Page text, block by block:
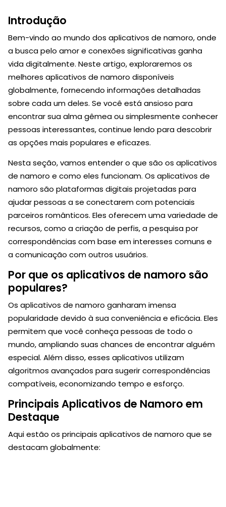
Introdução
Bem-vindo ao mundo dos aplicativos de namoro, onde
a busca pelo amor e conexões significativas ganha
vida digitalmente. Neste artigo, exploraremos os
melhores aplicativos de namoro disponíveis
globalmente, fornecendo informações detalhadas
sobre cada um deles. Se você está ansioso para
encontrar sua alma gêmea ou simplesmente conhecer
pessoas interessantes, continue lendo para descobrir
as opções mais populares e eficazes.
Nesta seção, vamos entender o que são os aplicativos
de namoro e como eles funcionam. Os aplicativos de
namoro são plataformas digitais projetadas para
ajudar pessoas a se conectarem com potenciais
parceiros românticos. Eles oferecem uma variedade de
recursos, como a criação de perfis, a pesquisa por
correspondências com base em interesses comuns e
a comunicação com outros usuários.
Por que os aplicativos de namoro são
populares?
Os aplicativos de namoro ganharam imensa
popularidade devido à sua conveniência e eficácia. Eles
permitem que você conheça pessoas de todo o
mundo, ampliando suas chances de encontrar alguém
especial. Além disso, esses aplicativos utilizam
algoritmos avançados para sugerir correspondências
compatíveis, economizando tempo e esforço.
Principais Aplicativos de Namoro em
Destaque
Aqui estão os principais aplicativos de namoro que se
destacam globalmente: